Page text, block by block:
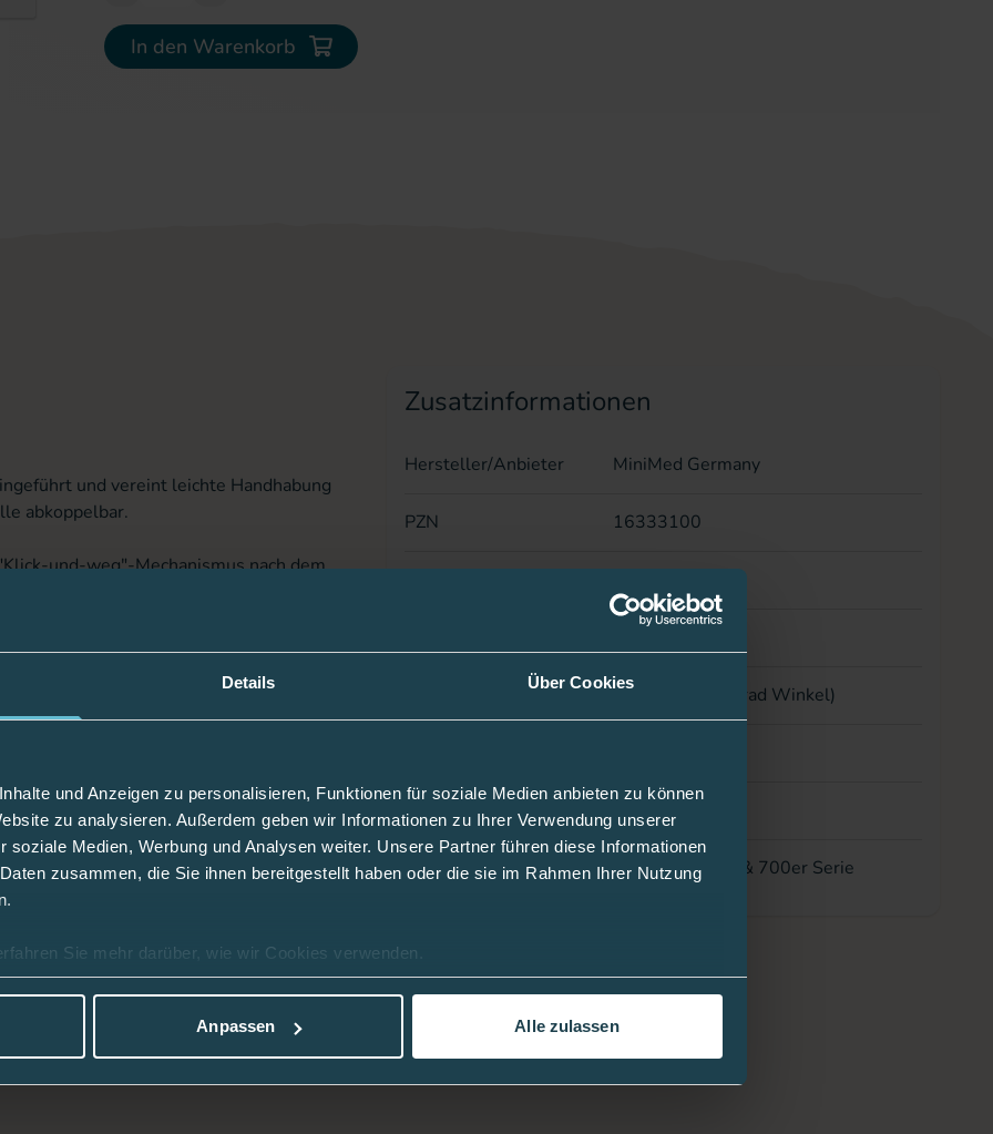
Details Über Cookies
und Anzeigen zu personalisieren, Funktionen für soziale Medien anbieten zu können
zu analysieren. Außerdem geben wir Informationen zu Ihrer Verwendung unserer
soziale Medien, Werbung und Analysen weiter. Unsere Partner führen diese Informationen
zusammen, die Sie ihnen bereitgestellt haben oder die sie im Rahmen Ihrer Nutzung
Sie mehr darüber, wie wir Cookies verwenden.
Anpassen Alle zulassen
In den Warenkorb
und vereint leichte Handhabung
abkoppelbar.
und-weg"-Mechanismus nach dem
schnelles, leichtes und kaum spürbares
der Führungsnadel
Einführhilfe Quick-serter
2-3 Tagen gewechselt werden sollten.
Ihres Infusionssets.
Zusatzinformationen
Hersteller/Anbieter MiniMed Germany
PZN 16333100
senkrecht (90 Grad Winkel)
Schlauchlänge
Passend für Pumpe MiniMed 600er & 700er Serie